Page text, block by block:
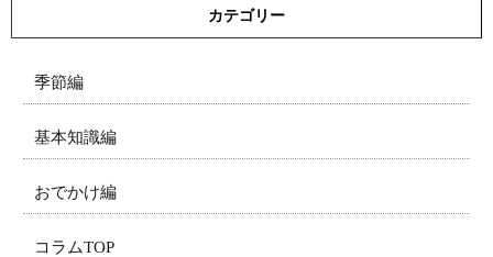
カテゴリー
季節編
基本知識編
おでかけ編
コラムTOP